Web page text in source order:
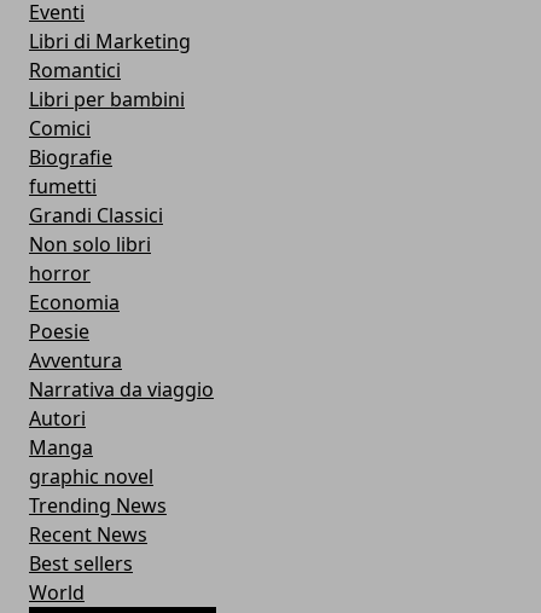
Eventi
Libri di Marketing
Romantici
Libri per bambini
Comici
Biografie
fumetti
Grandi Classici
Non solo libri
horror
Economia
Poesie
Avventura
Narrativa da viaggio
Autori
Manga
graphic novel
Trending News
Recent News
Best sellers
World